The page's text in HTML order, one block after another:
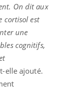
On dit aux
cortisol est
une
cognitifs,
elle ajouté.